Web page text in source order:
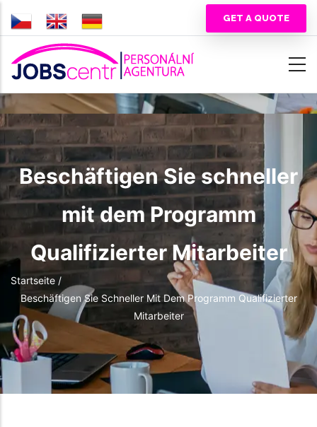
Direkt
zum
Inhalt
GET A QUOTE
Beschäftigen Sie schneller
mit dem Programm
Qualifizierter Mitarbeiter
Pfadnavigation
Startseite /
Beschäftigen Sie Schneller Mit Dem Programm Qualifizierter
Mitarbeiter